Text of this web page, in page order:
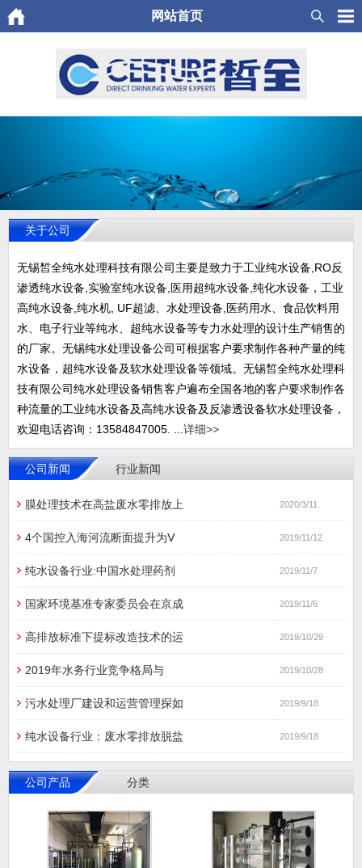
网站首页
关于公司
无锡皙全纯水处理科技有限公司主要是致力于工业纯水设备,RO反
渗透纯水设备,实验室纯水设备,医用超纯水设备,纯化水设备，工业
高纯水设备,纯水机, UF超滤、水处理设备,医药用水、食品饮料用
水、电子行业等纯水、超纯水设备等专力水处理的设计生产销售的
的厂家。无锡纯水处理设备公司可根据客户要求制作各种产量的纯
水设备，超纯水设备及软水处理设备等领域。无锡皙全纯水处理科
技有限公司纯水处理设备销售客户遍布全国各地的客户要求制作各
种流量的工业纯水设备及高纯水设备及反渗透设备软水处理设备，
欢迎电话咨询：13584847005. ... 详细>>
公司新闻 行业新闻
膜处理技术在高盐废水零排放上 2020/3/11
4个国控入海河流断面提升为Ⅴ 2019/11/12
纯水设备行业:中国水处理药剂 2019/11/7
国家环境基准专家委员会在京成 2019/11/6
高排放标准下提标改造技术的运 2019/10/29
2019年水务行业竞争格局与 2019/10/28
污水处理厂建设和运营管理探如 2019/9/18
纯水设备行业：废水零排放脱盐 2019/9/18
公司产品 分类